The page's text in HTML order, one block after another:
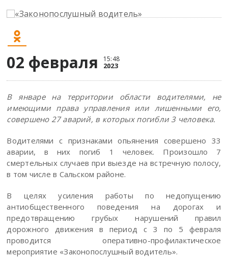
02 февраля 15:48
2023
В январе на территории области водителями, не
имеющими права управления или лишенными его,
совершено 27 аварий, в которых погибли 3 человека.
Водителями с признаками опьянения совершено 33
аварии, в них погиб 1 человек. Произошло 7
смертельных случаев при выезде на встречную полосу,
в том числе в Сальском районе.
В целях усиления работы по недопущению
антиобщественного поведения на дорогах и
предотвращению грубых нарушений правил
дорожного движения в период с 3 по 5 февраля
проводится оперативно-профилактическое
мероприятие «Законопослушный водитель».